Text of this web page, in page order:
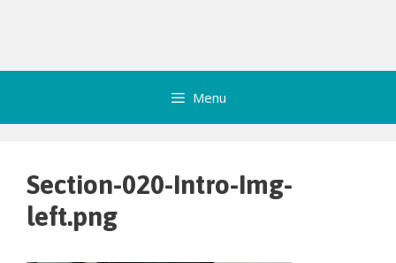
Menu
Section-020-Intro-Img-
left.png